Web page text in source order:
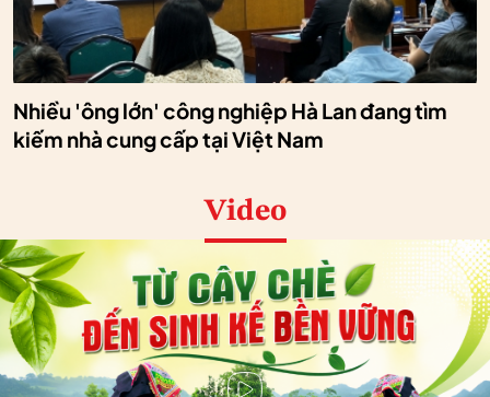
Nhiều 'ông lớn' công nghiệp Hà Lan đang tìm
kiếm nhà cung cấp tại Việt Nam
Video